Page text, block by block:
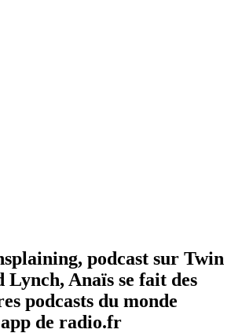
podcast sur Twin
Lynch, Anaïs se fait des
podcasts du monde
de radio.fr